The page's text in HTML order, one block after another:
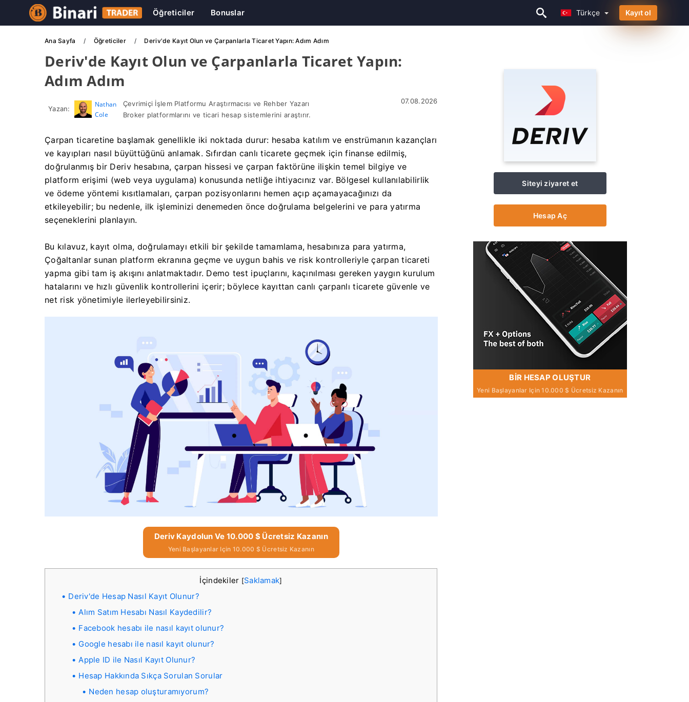
Türkçe
Öğreticiler Bonuslar Türkçe Kayıt ol
Ana Sayfa Öğreticiler Deriv'de Kayıt Olun ve Çarpanlarla Ticaret Yapın: Adım Adım
Deriv'de Kayıt Olun ve Çarpanlarla Ticaret Yapın:
Adım Adım
Yazan:
Nathan
Cole
Çevrimiçi İşlem Platformu Araştırmacısı ve Rehber Yazarı
Broker platformlarını ve ticari hesap sistemlerini araştırır.
07.08.2026
Çarpan ticaretine başlamak genellikle iki noktada durur: hesaba katılım ve enstrümanın kazançları
ve kayıpları nasıl büyüttüğünü anlamak. Sıfırdan canlı ticarete geçmek için finanse edilmiş,
doğrulanmış bir Deriv hesabına, çarpan hissesi ve çarpan faktörüne ilişkin temel bilgiye ve
platform erişimi (web veya uygulama) konusunda netliğe ihtiyacınız var. Bölgesel kullanılabilirlik
ve ödeme yöntemi kısıtlamaları, çarpan pozisyonlarını hemen açıp açamayacağınızı da
etkileyebilir; bu nedenle, ilk işleminizi denemeden önce doğrulama belgelerini ve para yatırma
seçeneklerini planlayın.
Bu kılavuz, kayıt olma, doğrulamayı etkili bir şekilde tamamlama, hesabınıza para yatırma,
Çoğaltanlar sunan platform ekranına geçme ve uygun bahis ve risk kontrolleriyle çarpan ticareti
yapma gibi tam iş akışını anlatmaktadır. Demo test ipuçlarını, kaçınılması gereken yaygın kurulum
hatalarını ve hızlı güvenlik kontrollerini içerir; böylece kayıttan canlı çarpanlı ticarete güvenle ve
net risk yönetimiyle ilerleyebilirsiniz.
Deriv Kaydolun Ve 10.000 $ Ücretsiz Kazanın
Yeni Başlayanlar Için 10.000 $ Ücretsiz Kazanın
İçindekiler [Saklamak]
Deriv'de Hesap Nasıl Kayıt Olunur?
Alım Satım Hesabı Nasıl Kaydedilir?
Facebook hesabı ile nasıl kayıt olunur?
Google hesabı ile nasıl kayıt olunur?
Apple ID ile Nasıl Kayıt Olunur?
Hesap Hakkında Sıkça Sorulan Sorular
Neden hesap oluşturamıyorum?
Siteyi ziyaret et
Hesap Aç
BIR HESAP OLUŞTUR
Yeni Başlayanlar Için 10.000 $ Ücretsiz Kazanın